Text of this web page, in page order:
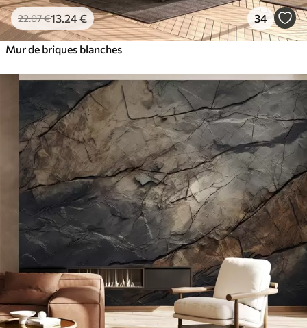
22.07€13.24€ 34
Mur de briques blanches